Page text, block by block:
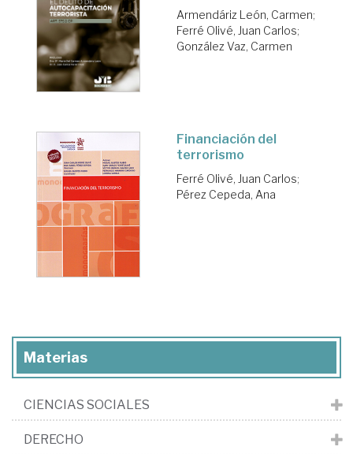
Armendáriz León, Carmen;
Ferré Olivé, Juan Carlos;
González Vaz, Carmen
Financiación del
terrorismo
Ferré Olivé, Juan Carlos;
Pérez Cepeda, Ana
Materias
CIENCIAS SOCIALES
DERECHO